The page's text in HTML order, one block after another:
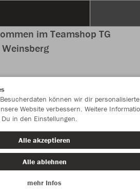
im Teamshop TG
Weinsberg
Farbe können wir dir personalisierte
Website verbessern. Weitere
in den Einstellungen.
Alle akzeptieren
Alle ablehnen
mehr Infos